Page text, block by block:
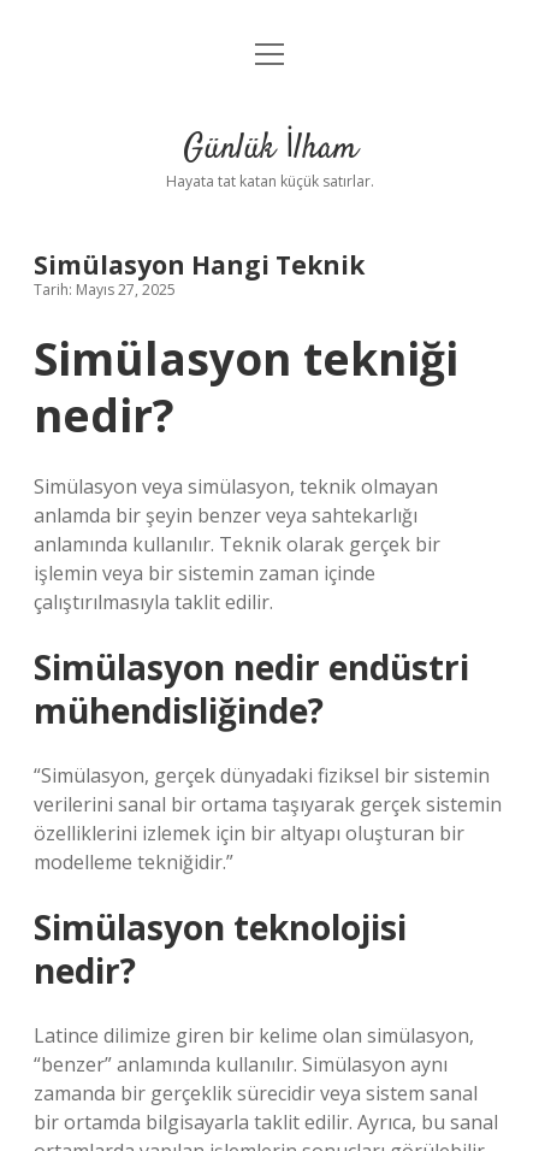
Anasayfa
Yasal Uyarı
menüyü
Günlük İlham
Hayata tat katan küçük satırlar.
Simülasyon Hangi Teknik
Tarih: Mayıs 27, 2025
Simülasyon tekniği
nedir?
Simülasyon veya simülasyon, teknik olmayan
anlamda bir şeyin benzer veya sahtekarlığı
anlamında kullanılır. Teknik olarak gerçek bir
işlemin veya bir sistemin zaman içinde
çalıştırılmasıyla taklit edilir.
Simülasyon nedir endüstri
mühendisliğinde?
“Simülasyon, gerçek dünyadaki fiziksel bir sistemin
verilerini sanal bir ortama taşıyarak gerçek sistemin
özelliklerini izlemek için bir altyapı oluşturan bir
modelleme tekniğidir.”
Simülasyon teknolojisi
nedir?
Latince dilimize giren bir kelime olan simülasyon,
“benzer” anlamında kullanılır. Simülasyon aynı
zamanda bir gerçeklik sürecidir veya sistem sanal
bir ortamda bilgisayarla taklit edilir. Ayrıca, bu sanal